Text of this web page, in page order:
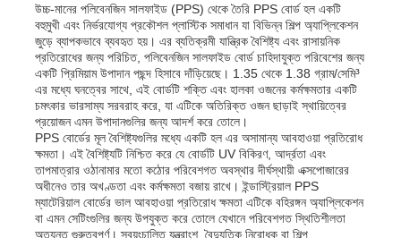
উচ্চ-মানের পলিবেনজিন সালফাইড (PPS) থেকে তৈরি PPS বোর্ড হল একটি
বহুমুখী এবং নির্ভরযোগ্য প্রকৌশল প্লাস্টিক সমাধান যা বিভিন্ন শিল্প অ্যাপ্লিকেশন
জুড়ে ব্যাপকভাবে ব্যবহৃত হয়। এর ব্যতিক্রমী যান্ত্রিক বৈশিষ্ট্য এবং রাসায়নিক
প্রতিরোধের জন্য পরিচিত, পলিবেনজিন সালফাইড বোর্ড চাহিদাযুক্ত পরিবেশের জন্য
একটি প্রিমিয়াম উপাদান পছন্দ হিসাবে দাঁড়িয়েছে। 1.35 থেকে 1.38 গ্রাম/সেমি³
এর মধ্যে ঘনত্বের সাথে, এই বোর্ডটি শক্তি এবং হালকা ওজনের কর্মক্ষমতার একটি
চমৎকার ভারসাম্য সরবরাহ করে, যা এটিকে অতিরিক্ত ওজন ছাড়াই স্থায়িত্বের
প্রয়োজন এমন উপাদানগুলির জন্য আদর্শ করে তোলে।
PPS বোর্ডের মূল বৈশিষ্ট্যগুলির মধ্যে একটি হল এর অসামান্য আবহাওয়া প্রতিরোধ
ক্ষমতা। এই বৈশিষ্ট্যটি নিশ্চিত করে যে বোর্ডটি UV বিকিরণ, আর্দ্রতা এবং
তাপমাত্রার ওঠানামার মতো কঠোর পরিবেশগত অবস্থার দীর্ঘস্থায়ী এক্সপোজারের
অধীনেও তার অখণ্ডতা এবং কর্মক্ষমতা বজায় রাখে। ইন্ডাস্ট্রিয়াল PPS
ম্যাটেরিয়াল বোর্ডের ভাল আবহাওয়া প্রতিরোধ ক্ষমতা এটিকে বহিরঙ্গন অ্যাপ্লিকেশন
বা এমন সেটিংগুলির জন্য উপযুক্ত করে তোলে যেখানে পরিবেশগত স্থিতিশীলতা
অত্যন্ত গুরুত্বপূর্ণ। স্বয়ংচালিত যন্ত্রাংশ, বৈদ্যুতিক নিরোধক বা শিল্প